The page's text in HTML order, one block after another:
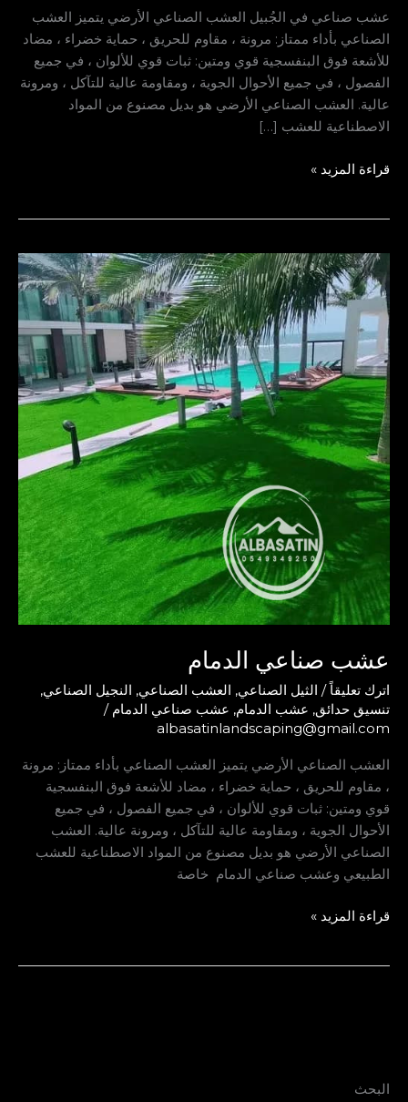
البحث
عشب صناعي في الجُبيل العشب الصناعي الأرضي يتميز العشب
الصناعي بأداء ممتاز: مرونة ، مقاوم للحريق ، حماية خضراء ، مضاد
للأشعة فوق البنفسجية قوي ومتين: ثبات قوي للألوان ، في جميع
الفصول ، في جميع الأحوال الجوية ، ومقاومة عالية للتآكل ، ومرونة
عالية. العشب الصناعي الأرضي هو بديل مصنوع من المواد
الاصطناعية للعشب […]
قراءة المزيد »
عشب صناعي الدمام
اترك تعليقاً / الثيل الصناعي, العشب الصناعي, النجيل الصناعي,
تنسيق حدائق, عشب الدمام, عشب صناعي الدمام /
albasatinlandscaping@gmail.com
العشب الصناعي الأرضي يتميز العشب الصناعي بأداء ممتاز: مرونة
، مقاوم للحريق ، حماية خضراء ، مضاد للأشعة فوق البنفسجية
قوي ومتين: ثبات قوي للألوان ، في جميع الفصول ، في جميع
الأحوال الجوية ، ومقاومة عالية للتآكل ، ومرونة عالية. العشب
الصناعي الأرضي هو بديل مصنوع من المواد الاصطناعية للعشب
الطبيعي وعشب صناعي الدمام خاصة
عشب
صناعي
الدمام
قراءة المزيد »